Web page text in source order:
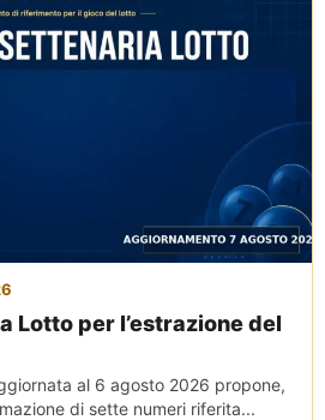
Lotto per l’estrazione del
al 6 agosto 2026 propone,
di sette numeri riferita...